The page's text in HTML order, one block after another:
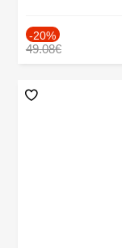
-20%
49.08€